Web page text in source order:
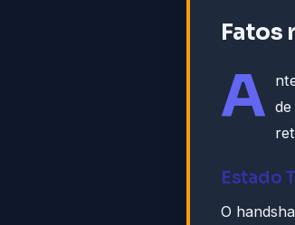
Fatos
A
Estado
O